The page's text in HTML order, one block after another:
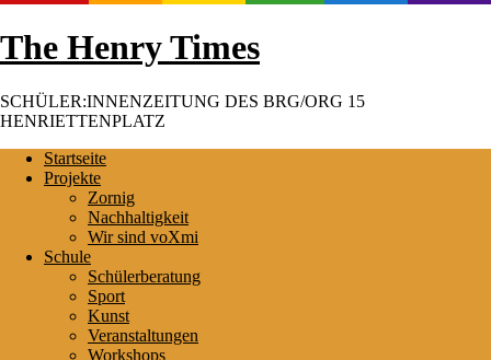
Skip
to
The Henry Times
SCHÜLER:INNENZEITUNG DES BRG/ORG 15
HENRIETTENPLATZ
Startseite
Projekte
Zornig
Nachhaltigkeit
Wir sind voXmi
Schule
Schülerberatung
Sport
Kunst
Veranstaltungen
Workshops